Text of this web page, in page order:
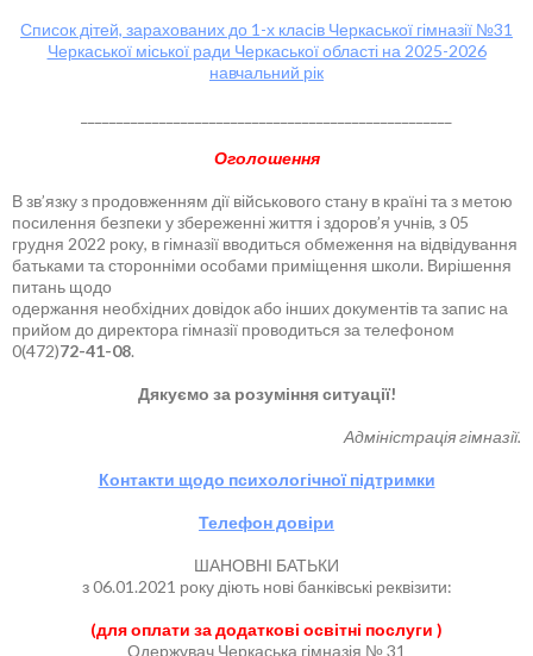
Список дітей, зарахованих до 1-х класів Черкаської гімназії №31
Черкаської міської ради Черкаської області на 2025-2026
навчальний рік
Оголошення
В зв’язку з продовженням дії військового стану в країні та з метою
посилення безпеки у збереженні життя і здоров’я учнів, з 05
грудня 2022 року, в гімназії вводиться обмеження на відвідування
батьками та сторонніми особами приміщення школи. Вирішення
питань щодо
одержання необхідних довідок або інших документів та запис на
прийом до директора гімназії проводиться за телефоном
0(472)72-41-08.
Дякуємо за розуміння ситуації!
Адміністрація гімназії.
Контакти щодо психологічної підтримки
Телефон довіри
ШАНОВНІ БАТЬКИ
з 06.01.2021 року діють нові банківські реквізити:
(для оплати за додаткові освітні послуги )
Одержувач Черкаська гімназія № 31